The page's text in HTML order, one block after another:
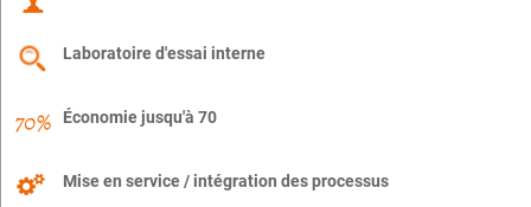
Laboratoire d'essai interne
Économie jusqu'à 70
Mise en service / intégration des processus